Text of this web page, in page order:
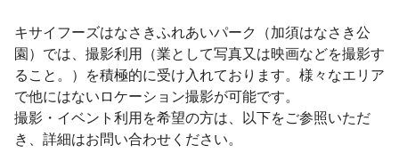
キサイフーズはなさきふれあいパーク（加須はなさき公
園）では、撮影利用（業として写真又は映画などを撮影す
ること。）を積極的に受け入れております。様々なエリア
で他にはないロケーション撮影が可能です。
撮影・イベント利用を希望の方は、以下をご参照いただ
き、詳細はお問い合わせください。